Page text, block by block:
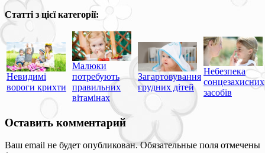
Статті з цієї категорії:
Невидимі
вороги крихти
Малюки
потребують
правильних
вітамінах
Загартовування
грудних дітей
Небезпека
сонцезахисних
засобів
Оставить комментарий
Ваш email не будет опубликован. Обязательные поля отмечены